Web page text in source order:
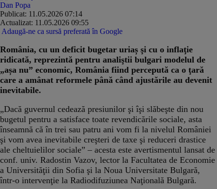
Dan Popa
Publicat: 11.05.2026 07:14
Actualizat: 11.05.2026 09:55
Adaugă-ne ca sursă preferată în Google
România, cu un deficit bugetar uriaș şi cu o inflaţie
ridicată, reprezintă pentru analiştii bulgari modelul de
„așa nu” economic, România fiind percepută ca o ţară
care a amânat reformele până când ajustările au devenit
inevitabile.
„Dacă guvernul cedează presiunilor şi îşi slăbeşte din nou
bugetul pentru a satisface toate revendicările sociale, asta
înseamnă că în trei sau patru ani vom fi la nivelul României
şi vom avea inevitabile creşteri de taxe şi reduceri drastice
ale cheltuielilor sociale” – acesta este avertismentul lansat de
conf. univ. Radostin Vazov, lector la Facultatea de Economie
a Universităţii din Sofia şi la Noua Universitate Bulgară,
într-o intervenţie la Radiodifuziunea Naţională Bulgară.